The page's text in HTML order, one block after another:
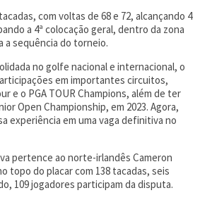
com voltas de 68 e 72, alcançando 4
a 4ª colocação geral, dentro da zona
a sequência do torneio.
no golfe nacional e internacional, o
em importantes circuitos,
e o PGA TOUR Champions, além de ter
Open Championship, em 2023. Agora,
experiência em uma vaga definitiva no
pertence ao norte-irlandês Cameron
topo do placar com 138 tacadas, seis
109 jogadores participam da disputa.